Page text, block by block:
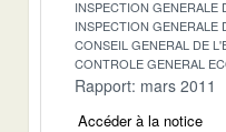
INSPECTION GENERALE
INSPECTION GENERALE
CONSEIL GENERAL DE
CONTROLE GENERAL
Rapport: mars 2011
Accéder à la notice